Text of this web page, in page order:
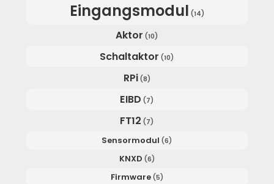
Eingangsmodul (14)
Aktor (10)
Schaltaktor (10)
RPi (8)
EIBD (7)
FT12 (7)
Sensormodul (6)
KNXD (6)
Firmware (5)